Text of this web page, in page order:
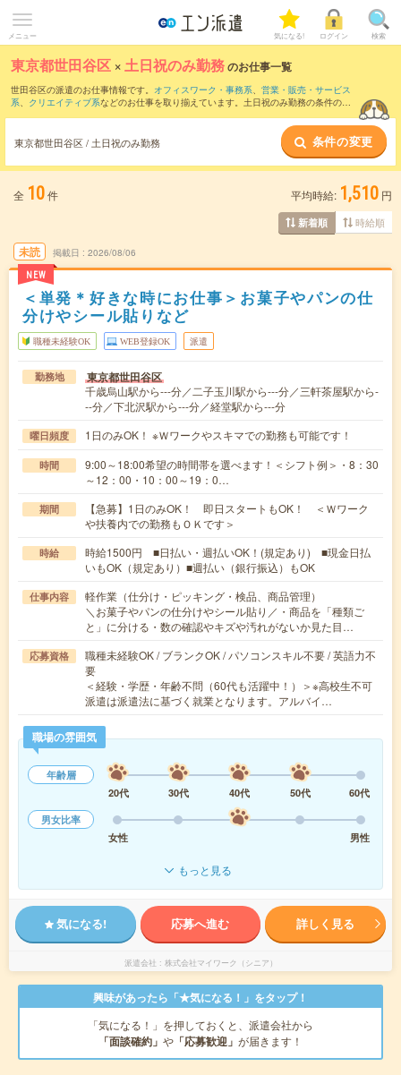
メニュー 気になる! ログイン 検索
東京都世田谷区 ×土日祝のみ勤務のお仕事一覧
世田谷区の派遣のお仕事情報です。 オフィスワーク・事務系、 営業・販売・サービス
系、 クリエイティブ系などのお仕事を取り揃えています。土日祝のみ勤務の条件の他
東京都世田谷区 / 土日祝のみ勤務 条件の変更
全 10件 平均時給: 1,510 円
新着順 時給順
未読
NEW
掲載日 2026/08/06
＜単発＊好きな時にお仕事＞お菓子やパンの仕
分けやシール貼りなど
職種未経験OK WEB登録OK 派遣
勤務地 東京都世田谷区
千歳烏山駅から---分／二子玉川駅から---分／三軒茶屋駅から-
--分／下北沢駅から---分／経堂駅から---分
曜日頻度 1日のみOK！ ※Ｗワークやスキマでの勤務も可能です！
時間
9:00～18:00希望の時間帯を選べます！＜シフト例＞・8：30
～12：00・10：00～19：0…
期間
【急募】1日のみOK！ 即日スタートもOK！ ＜Ｗワーク
や扶養内での勤務もＯＫです＞
時給
時給1500円 ■日払い・週払いOK！(規定あり) ■現金日払
いもOK（規定あり）■週払い（銀行振込）もOK
仕事内容
軽作業（仕分け・ピッキング・検品、商品管理）
＼お菓子やパンの仕分けやシール貼り／・商品を「種類ご
と」に分ける・数の確認やキズや汚れがないか見た目…
応募資格
職種未経験OK / ブランクOK / パソコンスキル不要 / 英語力不
要
＜経験・学歴・年齢不問（60代も活躍中！）＞※高校生不可
派遣は派遣法に基づく就業となります。アルバイ…
職場の雰囲気
年齢層
20代
30代 40代 50代
60代
男女比率
女性
男性
もっと見る
気になる! 応募へ進む 詳しく見る
派遣会社 株式会社マイワーク（シニア）
興味があったら「★気になる！」をタップ！
「気になる！」を押しておくと、派遣会社から
「面談確約」 や 「応募歓迎」 が届きます！